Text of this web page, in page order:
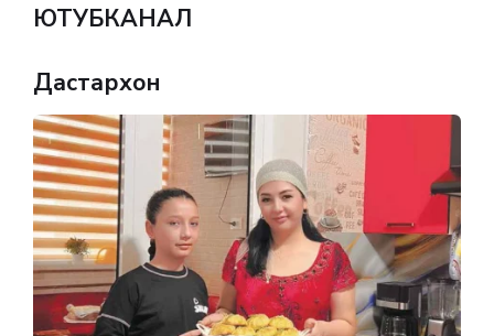
ЮТУБКАНАЛ
Дастархон